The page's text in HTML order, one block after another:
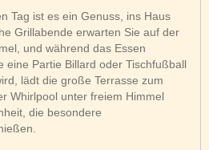
Tag ist es ein Genuss, ins Haus
Grillabende erwarten Sie auf der
und während das Essen
eine Partie Billard oder Tischfußball
lädt die große Terrasse zum
Whirlpool unter freiem Himmel
die besondere